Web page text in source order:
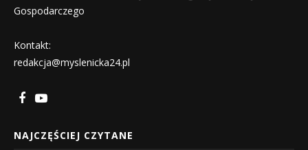
Gospodarczego
Kontakt:
redakcja@myslenicka24.pl
NAJCZĘŚCIEJ CZYTANE